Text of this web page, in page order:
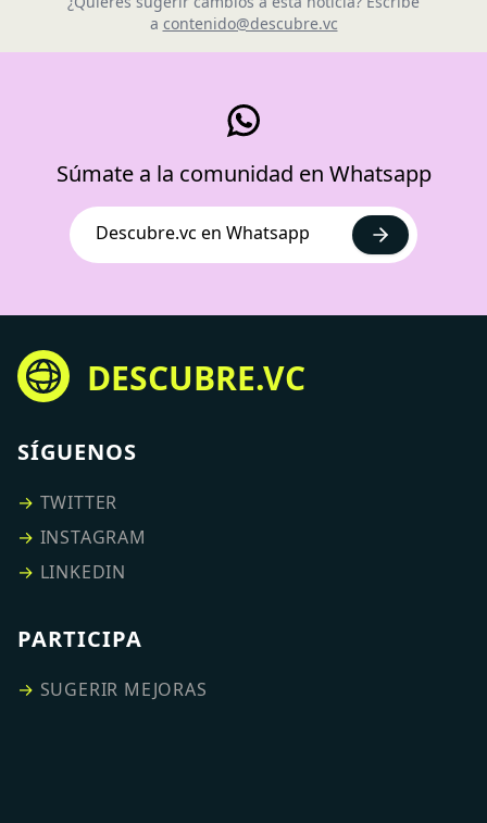
a contenido@descubre.vc
Súmate a la comunidad en Whatsapp
Descubre.vc en Whatsapp
DESCUBRE.VC
SÍGUENOS
→ TWITTER
→ INSTAGRAM
→ LINKEDIN
PARTICIPA
→ SUGERIR MEJORAS